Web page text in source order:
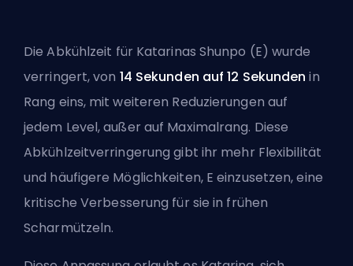
DieAbkühlzeit für Katarinas Shunpo (E) wurde
verringert, von 14 Sekunden auf 12 Sekunden in
Rang eins, mit weiteren Reduzierungen auf
jedem Level, außer auf Maximalrang. Diese
Abkühlzeitverringerung gibt ihr mehr Flexibilität
und häufigere Möglichkeiten, E einzusetzen, eine
kritische Verbesserung für sie in frühen
Scharmützeln.